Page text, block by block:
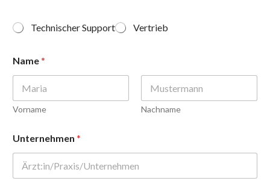
M
t
i
e
o
i
e
Technischer Support Vertrieb
Name*
Vorname Nachname
Unternehmen *